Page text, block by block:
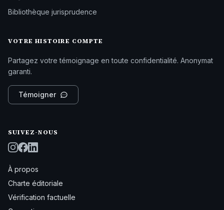
Bibliothèque jurisprudence
VOTRE HISTOIRE COMPTE
Partagez votre témoignage en toute confidentialité. Anonymat
garanti.
Témoigner
SUIVEZ-NOUS
À propos
Charte éditoriale
Vérification factuelle